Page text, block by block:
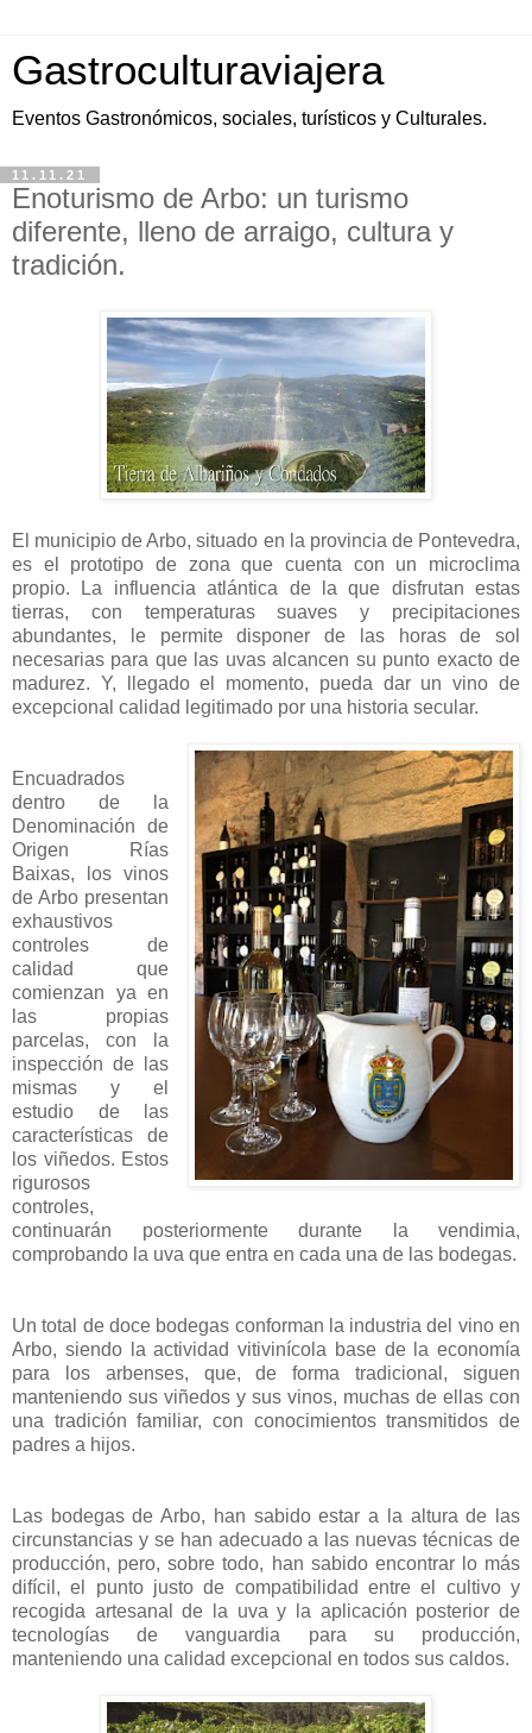
Gastroculturaviajera
Eventos Gastronómicos, sociales, turísticos y Culturales.
11.11.21
Enoturismo de Arbo: un turismo
diferente, lleno de arraigo, cultura y
tradición.
El municipio de Arbo, situado en la provincia de Pontevedra,
es el prototipo de zona que cuenta con un microclima
propio. La influencia atlántica de la que disfrutan estas
tierras, con temperaturas suaves y precipitaciones
abundantes, le permite disponer de las horas de sol
necesarias para que las uvas alcancen su punto exacto de
madurez. Y, llegado el momento, pueda dar un vino de
excepcional calidad legitimado por una historia secular.
Encuadrados
dentro de la
Denominación de
Origen Rías
Baixas, los vinos
de Arbo presentan
exhaustivos
controles de
calidad que
comienzan ya en
las propias
parcelas, con la
inspección de las
mismas y el
estudio de las
características de
los viñedos. Estos
rigurosos
controles,
continuarán posteriormente durante la vendimia,
comprobando la uva que entra en cada una de las bodegas.
Un total de doce bodegas conforman la industria del vino en
Arbo, siendo la actividad vitivinícola base de la economía
para los arbenses, que, de forma tradicional, siguen
manteniendo sus viñedos y sus vinos, muchas de ellas con
una tradición familiar, con conocimientos transmitidos de
padres a hijos.
Las bodegas de Arbo, han sabido estar a la altura de las
circunstancias y se han adecuado a las nuevas técnicas de
producción, pero, sobre todo, han sabido encontrar lo más
difícil, el punto justo de compatibilidad entre el cultivo y
recogida artesanal de la uva y la aplicación posterior de
tecnologías de vanguardia para su producción,
manteniendo una calidad excepcional en todos sus caldos.